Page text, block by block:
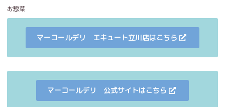
お惣菜
マーコールデリ エキュート立川店はこちら
マーコールデリ 公式サイトはこちら